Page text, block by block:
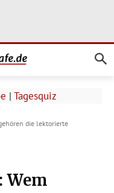
| Tagesquiz
die lektorierte
Wem